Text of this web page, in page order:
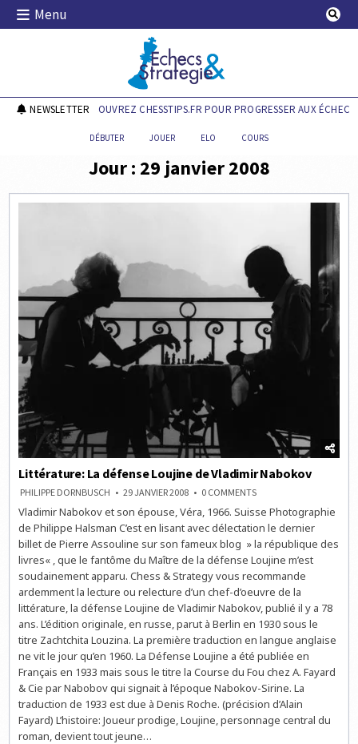
Skip
Menu
Echecs & Stratégie
NEWSLETTERDÉCOUVREZ CHESSTIPS.FR POUR PROGRESSER AUX ÉCHECS !
DÉBUTER JOUER ELO COURS
Jour : 29 janvier 2008
Littérature: La défense Loujine de Vladimir Nabokov
PHILIPPE DORNBUSCH 29 JANVIER 2008 0 COMMENTSON
LA
LOUJINE
VLADIMIR
NABOKOV
Vladimir Nabokov et son épouse, Véra, 1966. Suisse Photographie
de Philippe Halsman C’est en lisant avec délectation le dernier
billet de Pierre Assouline sur son fameux blog » la république des
livres« , que le fantôme du Maître de la défense Loujine m’est
soudainement apparu. Chess & Strategy vous recommande
ardemment la lecture ou relecture d’un chef-d’oeuvre de la
littérature, la défense Loujine de Vladimir Nabokov, publié il y a 78
ans. L’édition originale, en russe, parut à Berlin en 1930 sous le
titre Zachtchita Louzina. La première traduction en langue anglaise
ne vit le jour qu’en 1960. La Défense Loujine a été publiée en
Français en 1933 mais sous le titre la Course du Fou chez A. Fayard
& Cie par Nabobov qui signait à l’époque Nabokov-Sirine. La
traduction de 1933 est due à Denis Roche. (précision d’Alain
Fayard) L’histoire: Joueur prodige, Loujine, personnage central du
roman, devient tout jeune…